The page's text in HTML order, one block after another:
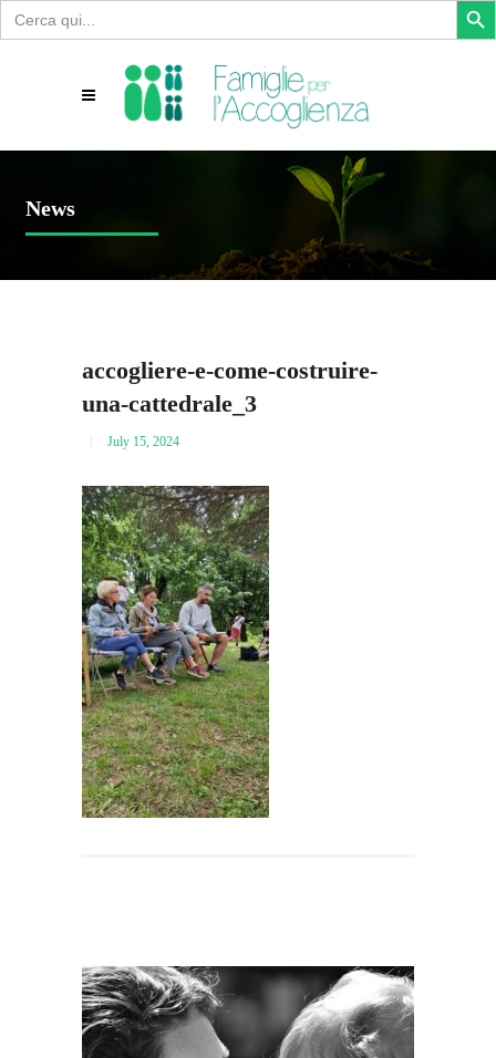
Search
for:
News
accogliere-e-come-costruire-
una-cattedrale_3
July 15, 2024